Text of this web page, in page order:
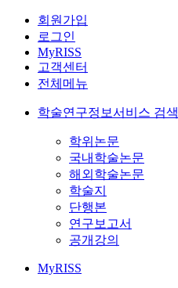
회원가입
로그인
MyRISS
고객센터
전체메뉴
학술연구정보서비스 검색
학위논문
국내학술논문
해외학술논문
학술지
단행본
연구보고서
공개강의
MyRISS